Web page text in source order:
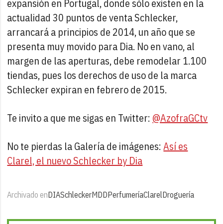
expansión en Portugal, donde sólo existen en la
actualidad 30 puntos de venta Schlecker,
arrancará a principios de 2014, un año que se
presenta muy movido para Dia. No en vano, al
margen de las aperturas, debe remodelar 1.100
tiendas, pues los derechos de uso de la marca
Schlecker expiran en febrero de 2015.
Te invito a que me sigas en Twitter: @AzofraGCtv
No te pierdas la Galería de imágenes:Así es
Clarel, el nuevo Schlecker by Dia
Archivado enDIASchleckerMDDPerfumeríaClarelDroguería